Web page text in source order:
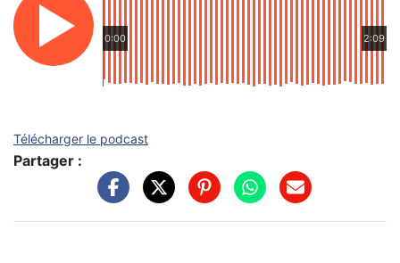
0:00 2:09
Télécharger le podcast
Partager :